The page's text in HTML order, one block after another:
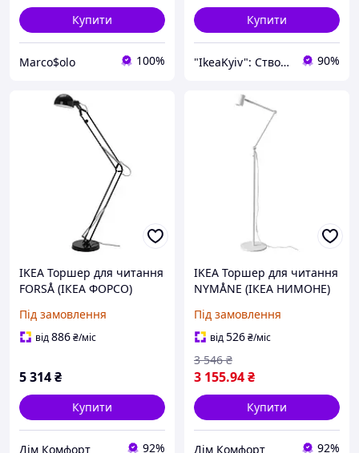
Купити
Marco$olo 100%
Купити
"IkeaKyiv": Створіть дім своєї мрії! 90%
IKEA Торшер для читання
FORSÅ (ІКЕА ФОРСО)
Під замовлення
від886₴/міс
5 314₴
Купити
Дім Комфорт 92%
IKEA Торшер для читання
NYMÅNE (ІКЕА НИМОНЕ)
Під замовлення
від526₴/міс
3 155.94₴
3 546 ₴
Купити
Дім Комфорт 92%